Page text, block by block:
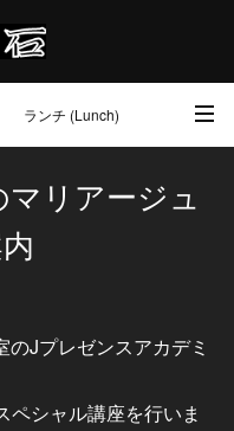
ランチ (Lunch)
壮石の心 (Our Philosophy)
リアージュ
Jプレゼンスアカデミ
ペシャル講座を行いま